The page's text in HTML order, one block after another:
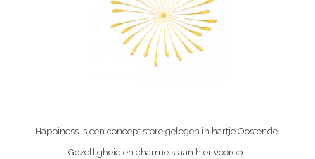
Happiness is een concept store gelegen in hartje Oostende.
Gezelligheid en charme staan hier voorop.